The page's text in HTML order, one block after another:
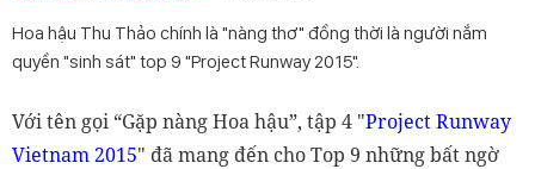
Hoa hậu Thu Thảo chính là "nàng thơ" đồng thời là người nắm
quyền "sinh sát" top 9 "Project Runway 2015".
Với tên gọi “Gặp nàng Hoa hậu”, tập 4 "Project Runway
Vietnam 2015" đã mang đến cho Top 9 những bất ngờ